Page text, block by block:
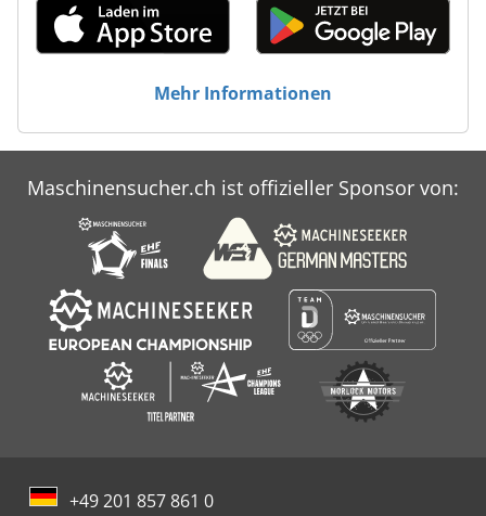
Mehr Informationen
Maschinensucher.ch ist offizieller Sponsor von:
+49 201 857 861 0